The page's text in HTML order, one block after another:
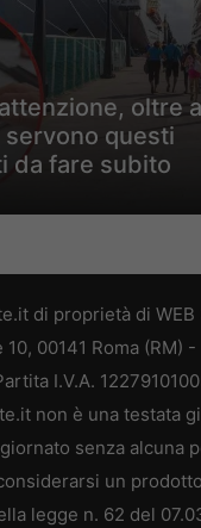
oltre
servono questi
da fare subito
di proprietà di WEB
00141 Roma (RM)
I.V.A.
non è una testata
senza alcuna
un
legge n. 62 del